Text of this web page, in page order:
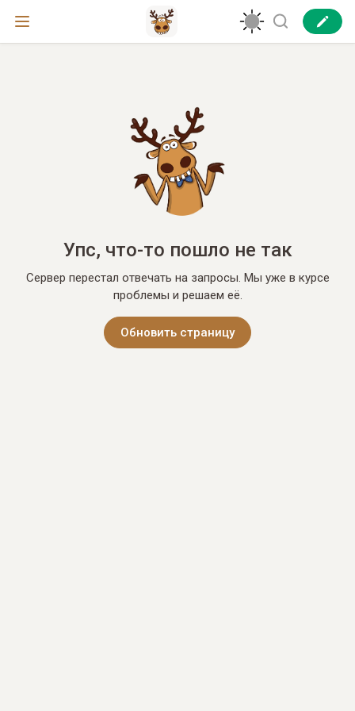
Упс, что-то пошло не так
Сервер перестал отвечать на запросы. Мы уже в курсе
проблемы и решаем её.
Обновить страницу